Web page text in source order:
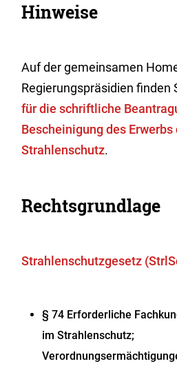
Hinweise
Auf der gemeinsamen
Regierungspräsidien finden
für die schriftliche
Bescheinigung des
Strahlenschutz.
Rechtsgrundlage
Strahlenschutzgesetz
§ 74 Erforderliche
im Strahlenschutz;